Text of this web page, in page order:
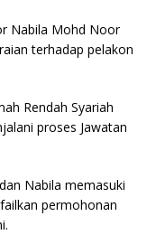
Nabila Mohd Noor
terhadap pelakon
Rendah Syariah
proses Jawatan
Nabila memasuki
permohonan